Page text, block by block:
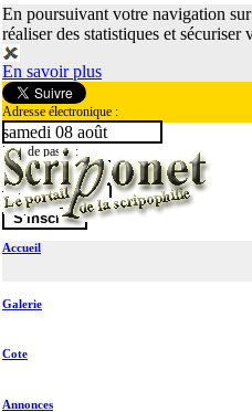
En poursuivant votre navigation
réaliser des statistiques et sécuriser
En savoir plus
Adresse électronique :
Mot de passe :
samedi 08 août
Accueil
Galerie
Cote
Annonces